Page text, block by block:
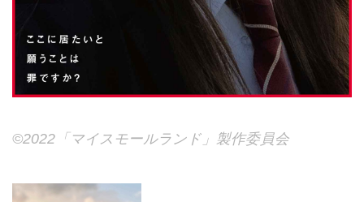
©2022「マイスモールランド」製作委員会